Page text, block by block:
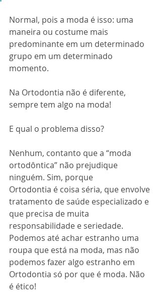
Normal, pois a moda é isso: uma
maneira ou costume mais
predominante em um determinado
grupo em um determinado
momento.
Na Ortodontia não é diferente,
sempre tem algo na moda!
E qual o problema disso?
Nenhum, contanto que a “moda
ortodôntica” não prejudique
ninguém. Sim, porque
Ortodontia é coisa séria, que envolve
tratamento de saúde especializado e
que precisa de muita
responsabilidade e seriedade.
Podemos até achar estranho uma
roupa que está na moda, mas não
podemos fazer algo estranho em
Ortodontia só por que é moda. Não
é ético!